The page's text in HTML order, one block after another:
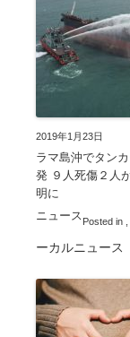
2019年1月23日
ラマ島沖でタン
発 ９人死傷２人
明に
Posted in
ニュース
ーカルニュース